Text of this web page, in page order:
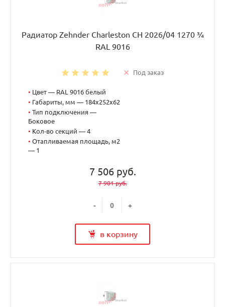
Радиатор Zehnder Charleston CH 2026/04 1270 ¾
RAL 9016
Под заказ
• Цвет — RAL 9016 белый
• Габариты, мм — 184x252x62
• Тип подключения —
Боковое
• Кол-во секций — 4
• Отапливаемая площадь, м2
— 1
7 506 руб.
7 901 руб.
- +
в корзину